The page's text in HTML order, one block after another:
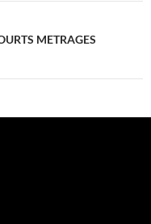
METRAGES